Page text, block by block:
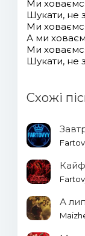
Ми
Шукати, не
Ми
А ми
Ми
Шукати, не
Схожі
А